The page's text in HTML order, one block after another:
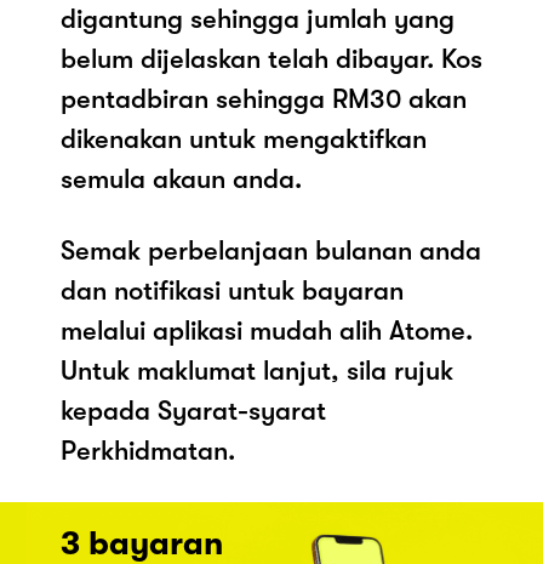
digantung sehingga jumlah yang
belum dijelaskan telah dibayar. Kos
pentadbiran sehingga RM30 akan
dikenakan untuk mengaktifkan
semula akaun anda.
Semak perbelanjaan bulanan anda
dan notifikasi untuk bayaran
melalui aplikasi mudah alih Atome.
Untuk maklumat lanjut, sila rujuk
kepada Syarat-syarat
Perkhidmatan.
3 bayaran